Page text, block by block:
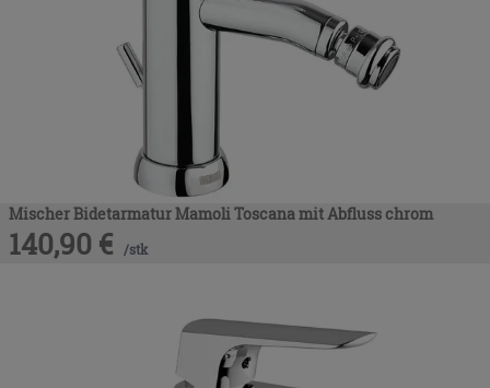
Mischer Bidetarmatur Mamoli Toscana mit Abfluss chrom
140,90 € /stk